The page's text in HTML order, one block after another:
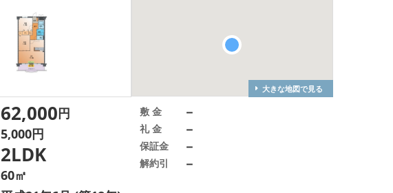
大きな地図で見る
62,000円
5,000円
2LDK
60㎡
敷 金 －
礼 金 －
保証金 －
解約引 －